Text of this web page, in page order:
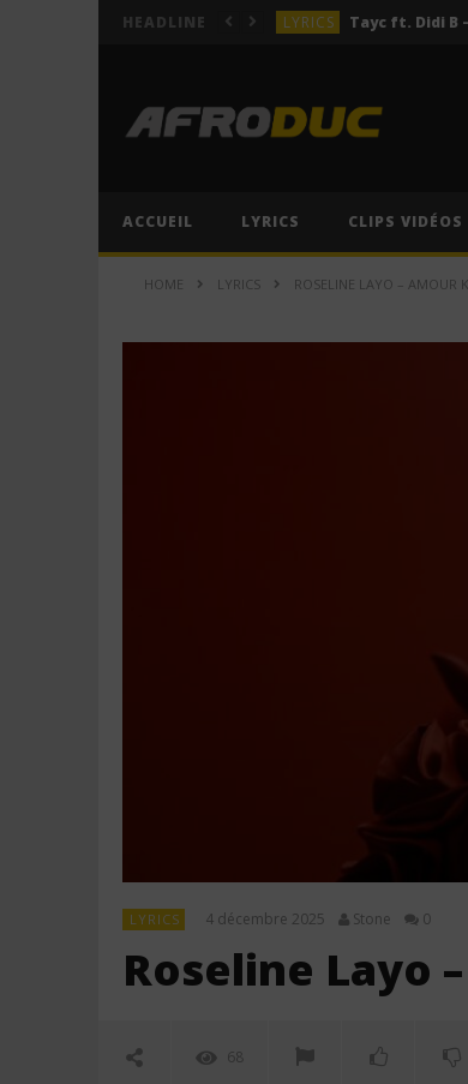
HEADLINE LYRICS Tayc ft. Didi B
LYRICS
LYRICS Tayc ft. Didi B
ACCUEIL LYRICS CLIPS VIDÉOS
HOME LYRICS ROSELINE LAYO – AMOUR
LYRICS 4 décembre 2025 Stone 0
Roseline Layo
68